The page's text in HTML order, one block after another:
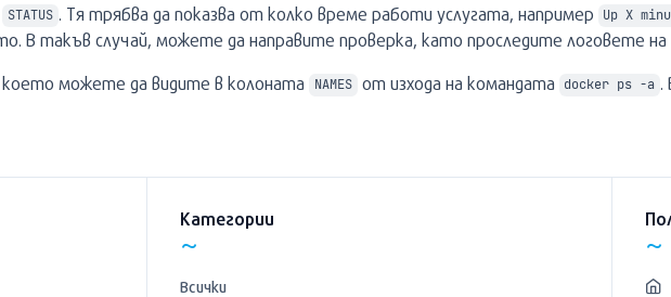
STATUS . Тя трябва да показва от колко време работи услугата, например Up X
В такъв случай, можете да направите проверка, като проследите логовете на
можете да видите в колоната NAMES от изхода на командата docker ps -a
Категории
Всички